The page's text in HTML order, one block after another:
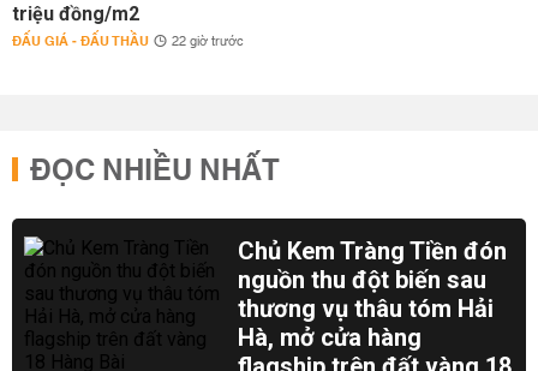
triệu đồng/m2
ĐẤU GIÁ - ĐẤU THẦU 22 giờ trước
ĐỌC NHIỀU NHẤT
Chủ Kem Tràng Tiền đón
nguồn thu đột biến sau
thương vụ thâu tóm Hải
Hà, mở cửa hàng